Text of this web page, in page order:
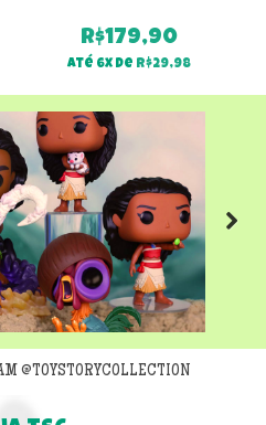
R$179,90
Até 6x de R$29,98
Next
@TOYSTORYCOLLECTION